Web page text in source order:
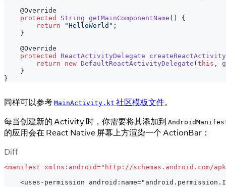
@Override
protected
String getMainComponentName ( )
{
return
"HelloWorld" ;
}
@Override
protected
ReactActivityDelegate
return
new DefaultReactActivityDelegate ( this ,
}
}
同样可以参考 MainActivity.kt 社区模板文件。
每当创建新的 Activity 时，你需要将其添加到
的应用会在 React Native 屏幕上方渲染一个 ActionBar：
Diff
<manifest xmlns:android="http://schemas.android.com/
<uses-permission